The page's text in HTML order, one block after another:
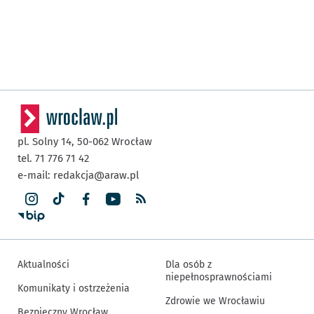
pl. Solny 14, 50-062 Wrocław
tel. 71 776 71 42
e-mail: redakcja@araw.pl
Aktualności
Komunikaty i ostrzeżenia
Dla osób z
niepełnosprawnościami
Zdrowie we Wrocławiu